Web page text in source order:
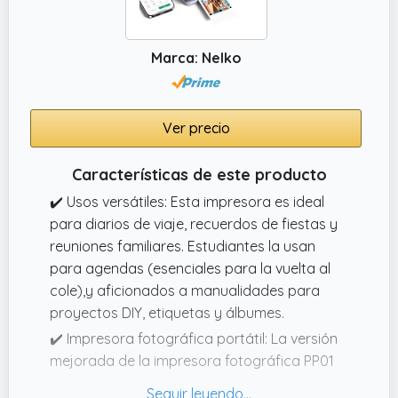
Marca: Nelko
Ver precio
Características de este producto
✔️ Usos versátiles: Esta impresora es ideal
para diarios de viaje, recuerdos de fiestas y
reuniones familiares. Estudiantes la usan
para agendas (esenciales para la vuelta al
cole),y aficionados a manualidades para
proyectos DIY, etiquetas y álbumes.
✔️ Impresora fotográfica portátil: La versión
mejorada de la impresora fotográfica PP01